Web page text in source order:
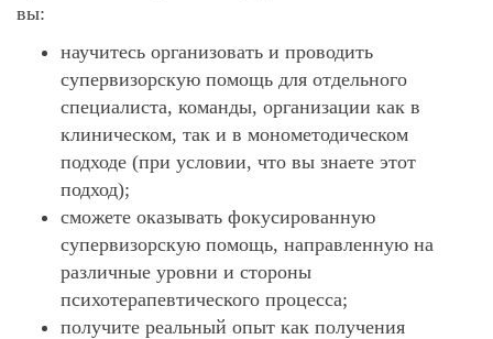
вы:
научитесь организовать и проводить
супервизорскую помощь для отдельного
специалиста, команды, организации как в
клиническом, так и в монометодическом
подходе (при условии, что вы знаете этот
подход);
сможете оказывать фокусированную
супервизорскую помощь, направленную на
различные уровни и стороны
психотерапевтического процесса;
получите реальный опыт как получения